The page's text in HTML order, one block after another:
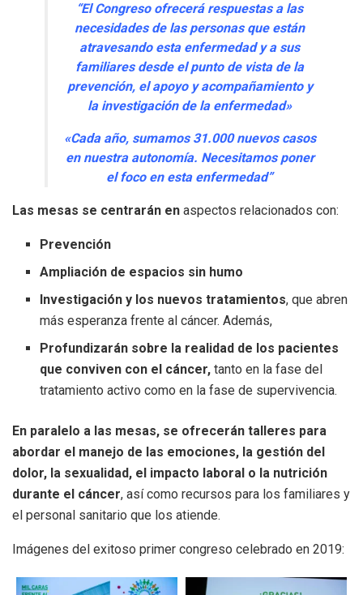
“El Congreso ofrecerá respuestas a las
necesidades de las personas que están
atravesando esta enfermedad y a sus
familiares desde el punto de vista de la
prevención, el apoyo y acompañamiento y
la investigación de la enfermedad»
«Cada año, sumamos 31.000 nuevos casos
en nuestra autonomía. Necesitamos poner
el foco en esta enfermedad”
Las mesas se centrarán en aspectos relacionados con:
Prevención
Ampliación de espacios sin humo
Investigación y los nuevos tratamientos, que abren
más esperanza frente al cáncer. Además,
Profundizarán sobre la realidad de los pacientes
que conviven con el cáncer, tanto en la fase del
tratamiento activo como en la fase de supervivencia.
En paralelo a las mesas, se ofrecerán talleres para
abordar el manejo de las emociones, la gestión del
dolor, la sexualidad, el impacto laboral o la nutrición
durante el cáncer, así como recursos para los familiares y
el personal sanitario que los atiende.
Imágenes del exitoso primer congreso celebrado en 2019: